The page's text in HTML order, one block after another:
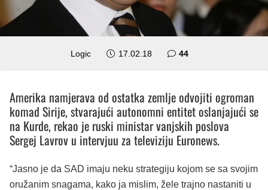
Logic 17.02.18 44komentara
Amerika namjerava od ostatka zemlje odvojiti ogroman
komad Sirije, stvarajući autonomni entitet oslanjajući se
na Kurde, rekao je ruski ministar vanjskih poslova
Sergej Lavrov u intervjuu za televiziju Euronews.
“Jasno je da SAD imaju neku strategiju kojom se sa svojim
oružanim snagama, kako ja mislim, žele trajno nastaniti u